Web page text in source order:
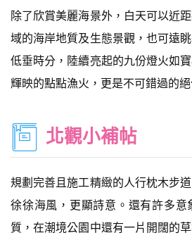
除了欣賞美麗海景外，白天可以近
域的海岸地質及生態景觀，也可遠
低垂時分，陸續亮起的九份燈火如
輝映的點點漁火，更是不可錯過的絕
北觀小補帖
規劃完善且施工精緻的人行枕木步
徐徐海風，更顯詩意。還有許多意
質，在潮境公園中還有一片開闊的